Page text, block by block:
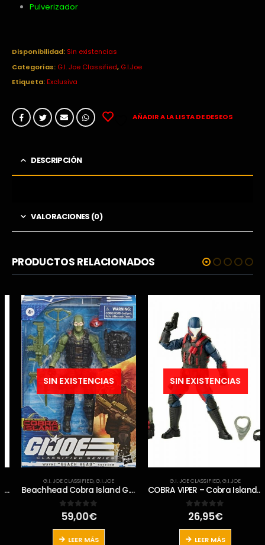
Pulverizador
Disponibilidad: Sin existencias
Categorías: G.I. Joe Classified, G.I.Joe
Etiqueta:Exclusiva
AÑADIR A LA LISTA DE DESEOS
DESCRIPCIÓN
VALORACIONES (0)
PRODUCTOS RELACIONADOS
SIN EXISTENCIAS
G.I. JOE CLASSIFIED,G.I.JOE
Beachhead Cobra Island G.I. Joe Classified
out of 5
59,00€
LEER MÁS
SIN EXISTENCIAS
G.I. JOE CLASSIFIED,G.I.JOE
COBRA VIPER – Cobra Island – G.I.Joe Classified Target Exclusive
out of 5
26,95€
LEER MÁS